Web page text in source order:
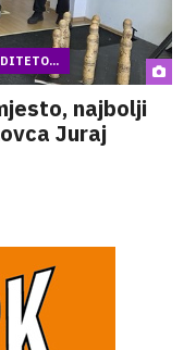
najbolji
Juraj